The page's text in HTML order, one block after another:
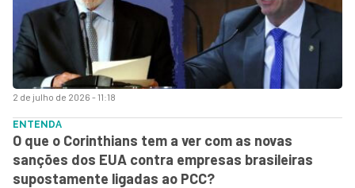
2 de julho de 2026 - 11:18
ENTENDA
O que o Corinthians tem a ver com as novas
sanções dos EUA contra empresas brasileiras
supostamente ligadas ao PCC?